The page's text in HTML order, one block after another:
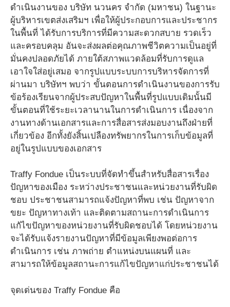
ดำเนินงานของ บริษัท นวนคร จำกัด (มหาชน) ในฐานะ
ผู้บริหารเขตส่งเสริมฯ เพื่อให้ผู้ประกอบการและประชากร
ในพื้นที่ ได้รับการบริการที่มีความสะดวกสบาย รวดเร็ว
และครอบคลุม อันจะส่งผลต่อคุณภาพชีวิตความเป็นอยู่ที่
มั่นคงปลอดภัยได้ ภายใต้สภาพแวดล้อมที่รับการดูแล
เอาใจใส่อยู่เสมอ จากรูปแบบระบบการบริหารจัดการที่
ผ่านมา บริษัทฯ พบว่า ขั้นตอนการดำเนินงานของการรับ
ข้อร้องเรียนจากผู้ประสบปัญหาในพื้นที่รูปแบบเดิมนั้นมี
ขั้นตอนที่ใช้ระยะเวลานานในการดำเนินการ เนื่องจาก
งานทางด้านเอกสารและการสื่อสารส่งมอบงานถึงฝ่ายที่
เกี่ยวข้อง อีกทั้งยังสิ้นเปลืองทรัพยากรในการเก็บข้อมูลที่
อยู่ในรูปแบบของเอกสาร
Traffy Fondue เป็นระบบที่จัดทำขึ้นสำหรับสื่อสารเรื่อง
ปัญหาของเมือง ระหว่างประชาชนและหน่วยงานที่รับผิด
ชอบ ประชาชนสามารถแจ้งปัญหาที่พบ เช่น ปัญหาจาก
ขยะ ปัญหาทางเท้า และติดตามสถานะการดำเนินการ
แกัไขปัญหาของหน่วยงานที่รับผิดชอบได้ โดยหน่วยงาน
จะได้รับแจ้งรายงานปัญหาที่มีข้อมูลเพียงพอต่อการ
ดำเนินการ เช่น ภาพถ่าย ตำแหน่งบนแผนที่ และ
สามารถให้ข้อมูลสถานะการแก้ไขปัญหาแก่ประชาชนได้
จุดเด่นของ Traffy Fondue คือ